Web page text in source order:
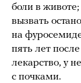
боли в
вызвать
на
пять лет
лекарство, у
с почками.